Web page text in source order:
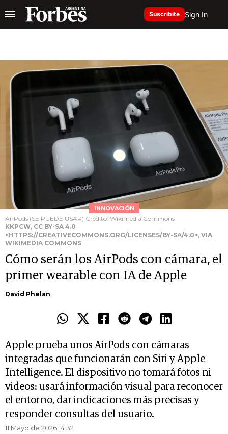
Suscribite Sign In
INNOVACIÓN
AirPods (SE PUEDE USAR) Crédito: Wikimedia Commons
KKPCW, CC BY-SA 4.0
<HTTPS://CREATIVECOMMONS.ORG/LICENSES/BY-SA/4.0>, VIA
WIKIMEDIA COMMONS
Cómo serán los AirPods con cámara, el
primer wearable con IA de Apple
David Phelan
Apple prueba unos AirPods con cámaras
integradas que funcionarán con Siri y Apple
Intelligence. El dispositivo no tomará fotos ni
videos: usará información visual para reconocer
el entorno, dar indicaciones más precisas y
responder consultas del usuario.
11 Mayo de 2026 14.32